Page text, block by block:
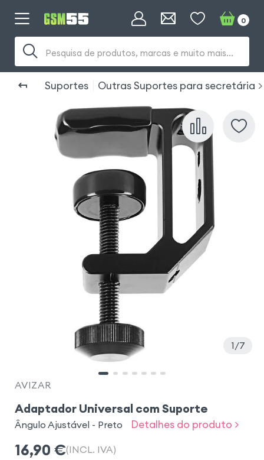
Pesquisa de produtos, marcas e muito mais...
0
Suportes Outras Suportes para secretária
1 7
AVIZAR
Adaptador Universal com Suporte
Ângulo Ajustável - Preto Detalhes do produto >
16,90 €(INCL. IVA)